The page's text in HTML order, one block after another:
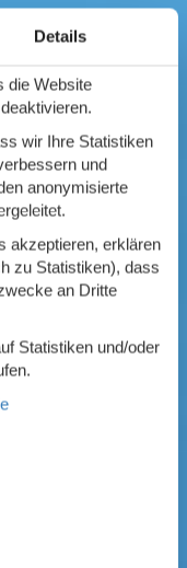
Details
die Website
wir Ihre Statistiken
und
anonymisierte
akzeptieren, erklären
zu Statistiken), dass
an Dritte
Statistiken und/oder